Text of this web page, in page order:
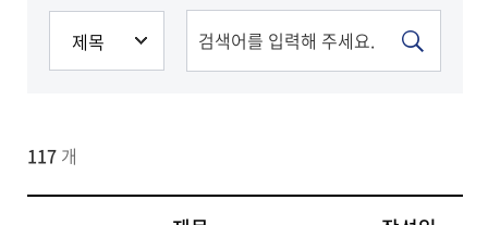
예/결산 현황
계약현황
117 개